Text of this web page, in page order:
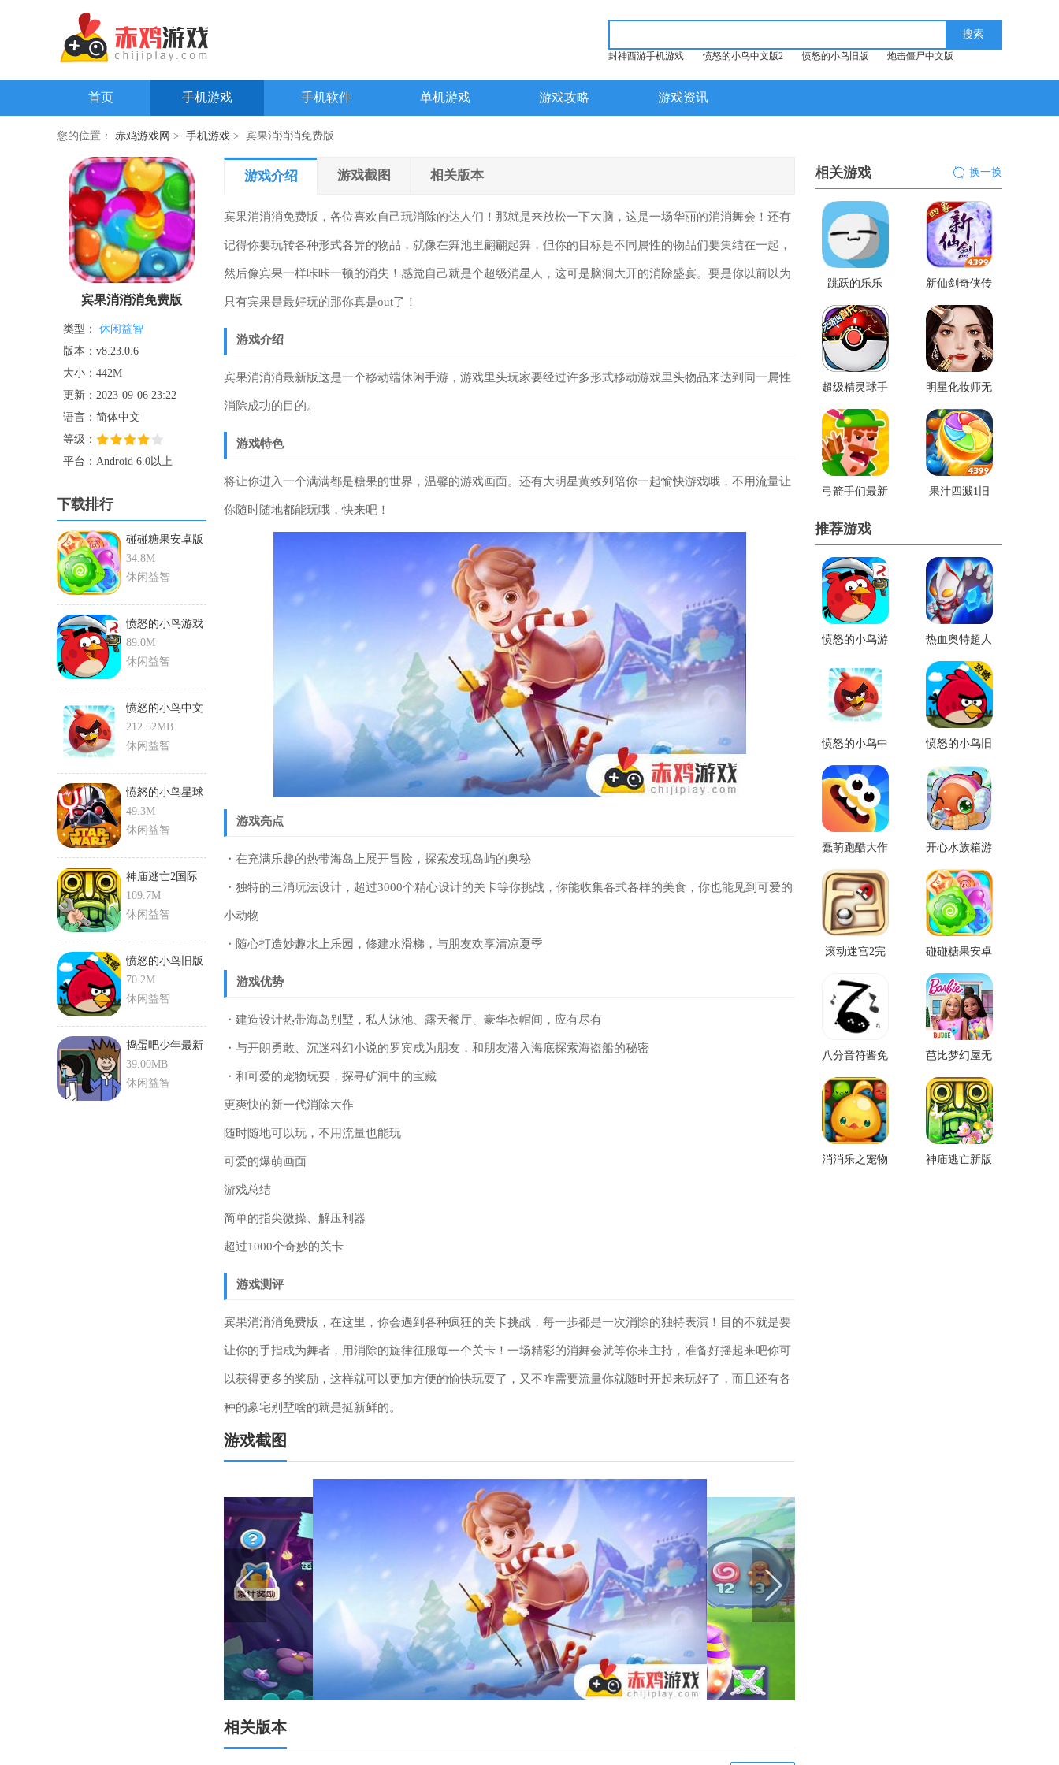
封神西游手机游戏 愤怒的小鸟中文版2 愤怒的小鸟旧版 炮击僵尸中文版
首页 手机游戏 手机软件 单机游戏 游戏攻略 游戏资讯
您的位置： 赤鸡游戏网 > 手机游戏 > 宾果消消消免费版
宾果消消消免费版
类型： 休闲益智
版本：v8.23.0.6
大小：442M
更新：2023-09-06 23:22
语言：简体中文
等级：
平台：Android 6.0以上
下载排行
碰碰糖果安卓版
免费版
34.8M
休闲益智
愤怒的小鸟游戏
老版
89.0M
休闲益智
愤怒的小鸟中文
版2
212.52MB
休闲益智
愤怒的小鸟星球
大战二
49.3M
休闲益智
神庙逃亡2国际
版新地图
109.7M
休闲益智
愤怒的小鸟旧版
70.2M
休闲益智
捣蛋吧少年最新
版
39.00MB
休闲益智
游戏介绍 游戏截图 相关版本
宾果消消消免费版，各位喜欢自己玩消除的达人们！那就是来放松一下大脑，这是一场华丽的消消舞会！还有
记得你要玩转各种形式各异的物品，就像在舞池里翩翩起舞，但你的目标是不同属性的物品们要集结在一起，
然后像宾果一样咔咔一顿的消失！感觉自己就是个超级消星人，这可是脑洞大开的消除盛宴。要是你以前以为
只有宾果是最好玩的那你真是out了！
游戏介绍
宾果消消消最新版这是一个移动端休闲手游，游戏里头玩家要经过许多形式移动游戏里头物品来达到同一属性
消除成功的目的。
游戏特色
将让你进入一个满满都是糖果的世界，温馨的游戏画面。还有大明星黄致列陪你一起愉快游戏哦，不用流量让
你随时随地都能玩哦，快来吧！
游戏亮点
・在充满乐趣的热带海岛上展开冒险，探索发现岛屿的奥秘
・独特的三消玩法设计，超过3000个精心设计的关卡等你挑战，你能收集各式各样的美食，你也能见到可爱的
小动物
・随心打造妙趣水上乐园，修建水滑梯，与朋友欢享清凉夏季
游戏优势
・建造设计热带海岛别墅，私人泳池、露天餐厅、豪华衣帽间，应有尽有
・与开朗勇敢、沉迷科幻小说的罗宾成为朋友，和朋友潜入海底探索海盗船的秘密
・和可爱的宠物玩耍，探寻矿洞中的宝藏
更爽快的新一代消除大作
随时随地可以玩，不用流量也能玩
可爱的爆萌画面
游戏总结
简单的指尖微操、解压利器
超过1000个奇妙的关卡
游戏测评
宾果消消消免费版，在这里，你会遇到各种疯狂的关卡挑战，每一步都是一次消除的独特表演！目的不就是要
让你的手指成为舞者，用消除的旋律征服每一个关卡！一场精彩的消舞会就等你来主持，准备好摇起来吧你可
以获得更多的奖励，这样就可以更加方便的愉快玩耍了，又不咋需要流量你就随时开起来玩好了，而且还有各
种的豪宅别墅啥的就是挺新鲜的。
游戏截图
相关版本
相关游戏 换一换
跳跃的乐乐 新仙剑奇侠传
手游
超级精灵球手
机版
明星化妆师无
广告版
弓箭手们最新
破解版
果汁四溅1旧
推荐游戏
愤怒的小鸟游
戏老版
热血奥特超人
跑酷内购版
愤怒的小鸟中
文版2
愤怒的小鸟旧
版
蠢萌跑酷大作
战手游
开心水族箱游
戏无限国际版
滚动迷宫2完
整版
碰碰糖果安卓
版免费版
八分音符酱免
费版
芭比梦幻屋无
限金币版
消消乐之宠物 神庙逃亡新版